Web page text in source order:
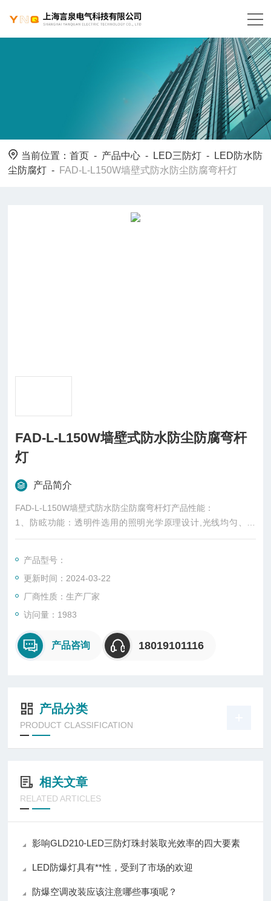
当前位置：首页 - 产品中心 - LED三防灯 -
LED防水防
尘防腐灯 - FAD-L-L150W墙壁式防水防尘防腐弯杆灯
FAD-L-L150W墙壁式防水防尘防腐弯杆
灯
产品简介
FAD-L-L150W墙壁式防水防尘防腐弯杆灯产品性能：
1、防眩功能：透明件选用的照明光学原理设计,光线均匀、柔
和、无眩光,有效避免施工作业人员产生不适和疲劳感。
达10000小时;功率因数大于0.9，发光效率高，透光性好
3、防震功能：多道防震结构和一体式设计,确保灯具在高频、多
频振动环境中长期安全工作。
4、适用环境：采用高强度
产品型号：
更新时间：2024-03-22
厂商性质：生产厂家
访问量：1983
产品咨询 18019101116
产品分类
PRODUCT CLASSIFICATION
相关文章
RELATED ARTICLES
影响GLD210-LED三防灯珠封装取光效率的四大要素
LED防爆灯具有**性，受到了市场的欢迎
防爆空调改装应该注意哪些事项呢？